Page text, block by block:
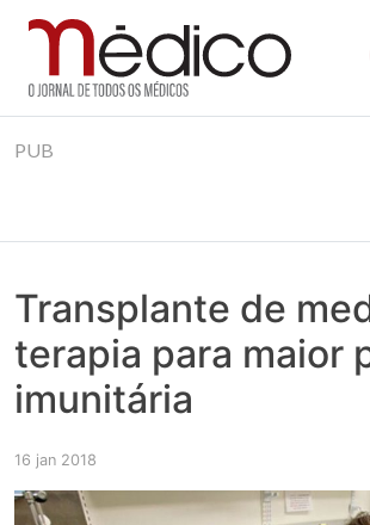
to
Jornal Médico
Médico – O Jornal de Todos os Médicos.
realmente contam! Tudo o que se passa na
PUB
Transplante de
terapia para maior
imunitária
16 jan 2018